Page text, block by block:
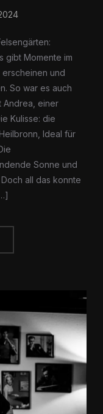
gibt Momente im
und
So war es auch
Andrea, einer
Kulisse: die
Ideal für
Sonne und
all das konnte